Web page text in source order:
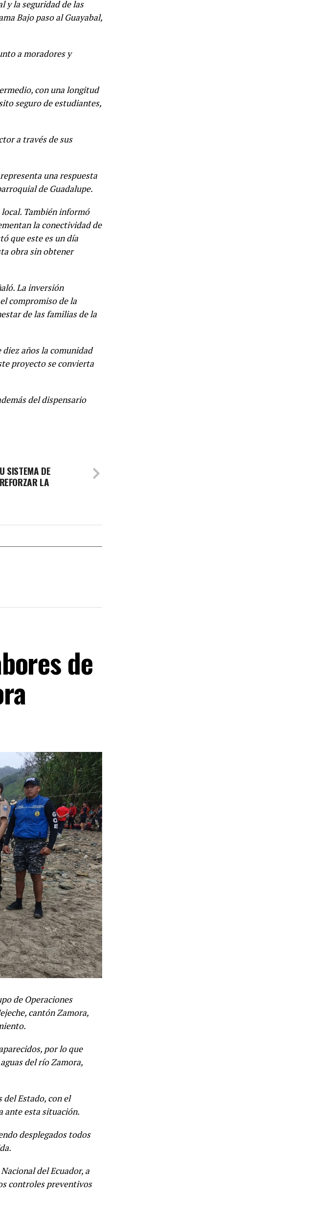
y la seguridad de las
Bajo paso al Guayabal,
a moradores y
con una longitud
seguro de estudiantes,
a través de sus
una respuesta
de Guadalupe.
También informó
la conectividad de
que este es un día
obra sin obtener
La inversión
compromiso de la
de las familias de la
años la comunidad
proyecto se convierta
del dispensario
SISTEMA DE
LA
de
de Operaciones
cantón Zamora,
por lo que
del río Zamora,
Estado, con el
ante esta situación.
desplegados todos
del Ecuador, a
controles preventivos